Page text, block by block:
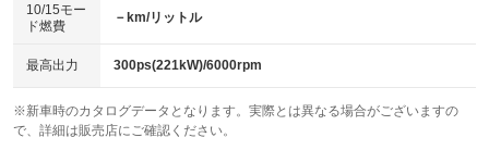
ベンチシート
：装備なし
チップアップシート
：装備なし
：装備なし ：装備なし
ウォークスルー
：装備なし
10/15モー
ド燃費
－km/リットル
最高出力 300ps(221kW)/6000rpm
※新車時のカタログデータとなります。実際とは異なる場合がございますの
で、詳細は販売店にご確認ください。